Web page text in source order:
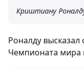
Криштиану
Роналду
Чемпионата мира